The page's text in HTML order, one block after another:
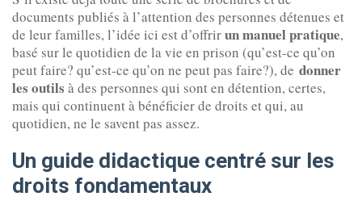
documents publiés à l’attention des personnes détenues et
de leur familles, l’idée ici est d’offrirun manuel pratique,
basé sur le quotidien de la vie en prison (qu’est-ce qu’on
peut faire? qu’est-ce qu’on ne peut pas faire?), de donner
les outils à des personnes qui sont en détention, certes,
mais qui continuent à bénéficier de droits et qui, au
quotidien, ne le savent pas assez.
Un guide didactique centré sur les
droits fondamentaux